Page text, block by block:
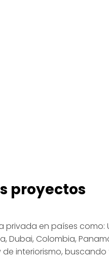
proyectos
en países como:
Dubai, Colombia,
interiorismo,